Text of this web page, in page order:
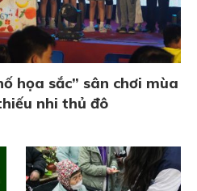
họa sắc” sân chơi mùa
nhi thủ đô